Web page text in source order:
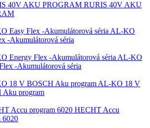
RURIS 40V AKU
AL-KO
-Akumulátorová séria
AL-KO
-Akumulátorová séria
AL-KO 18 V
Aku program
HECHT Accu
6020